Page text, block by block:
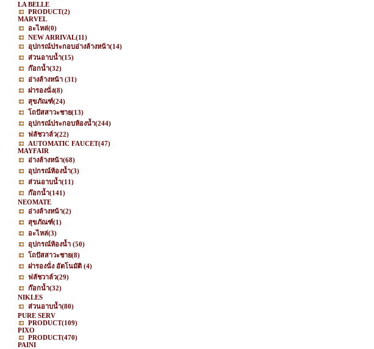
LA BELLE
PRODUCT(2)
MARVEL
อะไหล่(0)
NEW ARRIVAL(11)
อุปกรณ์ประกอบอ่างล้างหน้า(14)
ส่วนอาบน้ำ(15)
ก๊อกน้ำ(32)
อ่างล้างหน้า (31)
ฝารองนั่ง(8)
สุขภัณฑ์(24)
โถปัสสาวะชาย(13)
อุปกรณ์ประกอบห้องน้ำ(244)
ฟลัชวาล์ว(22)
AUTOMATIC FAUCET(47)
MAYFAIR
อ่างล้างหน้า(68)
อุปกรณ์ห้องน้ำ(3)
ส่วนอาบน้ำ(11)
ก๊อกน้ำ(141)
NEOMATE
อ่างล้างหน้า(2)
สุขภัณฑ์(1)
อะไหล่(3)
อุปกรณ์ห้องน้ำ (50)
โถปัสสาวะชาย(8)
ฝารองนั่ง อัตโนมัติ (4)
ฟลัชวาล์ว(29)
ก๊อกน้ำ(32)
NIKLES
ส่วนอาบน้ำ(80)
PURE SERV
PRODUCT(109)
PIXO
PRODUCT(470)
PAINI